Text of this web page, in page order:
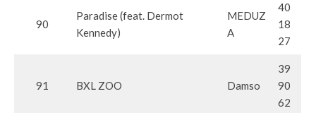
90
Paradise (feat. Dermot
Kennedy)
MEDUZ
A
40
18
27
91 BXL ZOO Damso
39
90
62